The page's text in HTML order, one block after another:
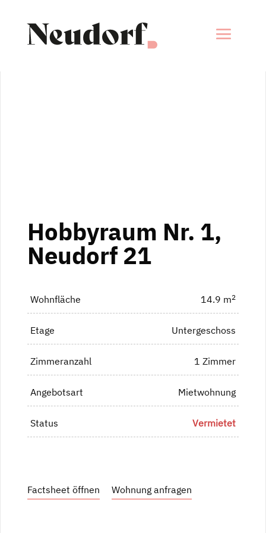
Hobbyraum Nr. 1,
Neudorf 21
Wohnfläche 14.9 m2
Etage Untergeschoss
Zimmeranzahl 1 Zimmer
Angebotsart Mietwohnung
Status Vermietet
Factsheet öffnen Wohnung anfragen